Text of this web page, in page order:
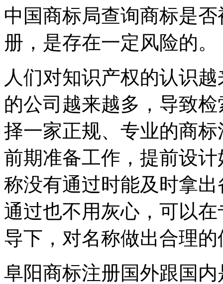
中国商标局查询商标是
册，是存在一定风险的。
人们对知识产权的认识
的公司越来越多，导致
择一家正规、专业的商
前期准备工作，提前设
称没有通过时能及时拿
通过也不用灰心，可以
导下，对名称做出合理的
阜阳商标注册国外跟国